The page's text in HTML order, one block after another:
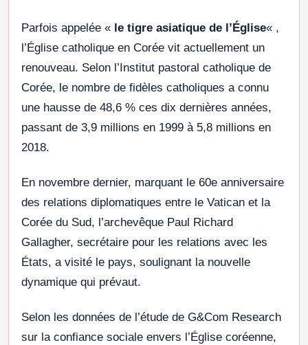
Parfois appelée « le tigre asiatique de l’Église« ,
l’Église catholique en Corée vit actuellement un
renouveau. Selon l’Institut pastoral catholique de
Corée, le nombre de fidèles catholiques a connu
une hausse de 48,6 % ces dix dernières années,
passant de 3,9 millions en 1999 à 5,8 millions en
2018.
En novembre dernier, marquant le 60e anniversaire
des relations diplomatiques entre le Vatican et la
Corée du Sud, l’archevêque Paul Richard
Gallagher, secrétaire pour les relations avec les
États, a visité le pays, soulignant la nouvelle
dynamique qui prévaut.
Selon les données de l’étude de G&Com Research
sur la confiance sociale envers l’Église coréenne,